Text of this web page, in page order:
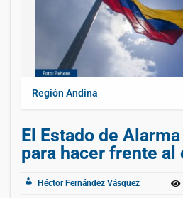
Región Andina
El Estado de
para hacer frente al
Héctor Fernández Vásquez